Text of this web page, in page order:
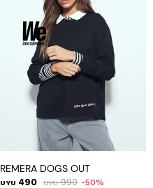
REMERA DOGS OUT
UYU 490 UYU 990 50